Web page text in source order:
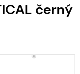
černý